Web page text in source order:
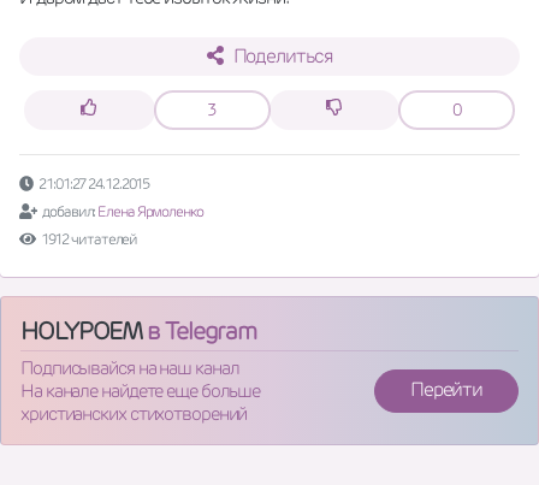
Поделиться
3 0
21:01:27 24.12.2015
добавил: Елена Ярмоленко
1912 читателей
HOLYPOEMв Telegram
Подписывайся на наш канал
На канале найдете еще больше
христианских стихотворений
Перейти